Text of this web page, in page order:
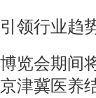
引领行业趋
博览会期间
京津冀医养